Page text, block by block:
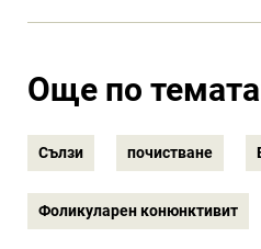
Още по
Сълзи почистване
Фоликуларен конюнктивит